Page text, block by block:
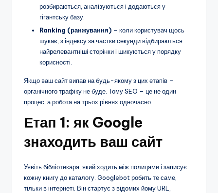
розбираються, аналізуються і додаються у
гігантську базу.
Ranking (ранжування) – коли користувач щось
шукає, з індексу за частки секунди відбираються
найрелевантніші сторінки і шикуються у порядку
корисності.
Якщо ваш сайт випав на будь-якому з цих етапів –
органічного трафіку не буде. Тому SEO – це не один
процес, а робота на трьох рівнях одночасно.
Етап 1: як Google
знаходить ваш сайт
Уявіть бібліотекаря, який ходить між полицями і записує
кожну книгу до каталогу. Googlebot робить те саме,
тільки в інтернеті. Він стартує з відомих йому URL,